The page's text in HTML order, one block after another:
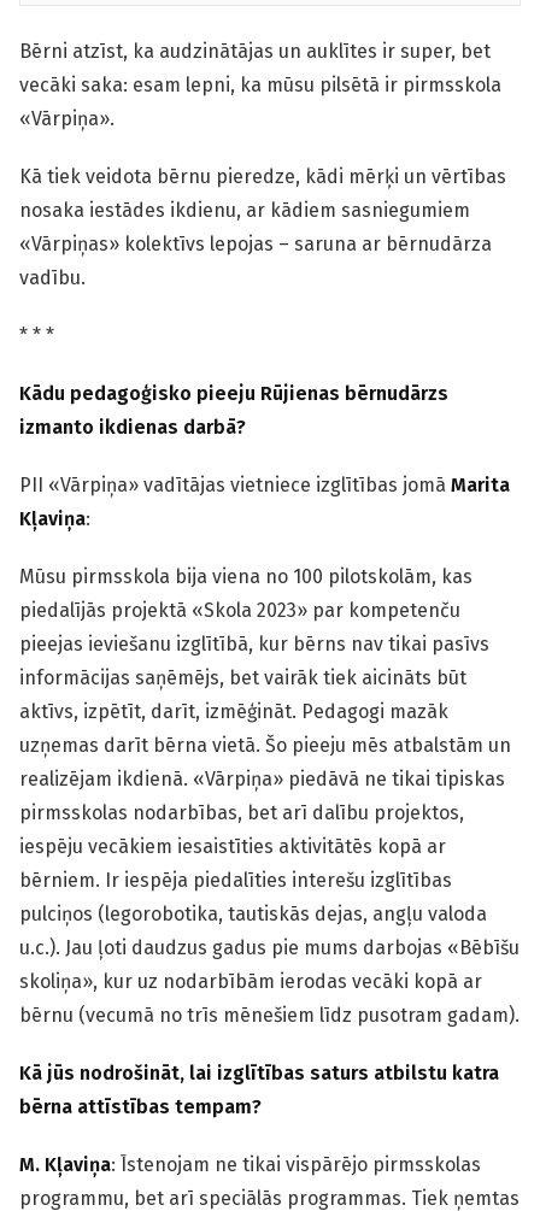
Bērni atzīst, ka audzinātājas un auklītes ir super, bet
vecāki saka: esam lepni, ka mūsu pilsētā ir pirmsskola
«Vārpiņa».
Kā tiek veidota bērnu pieredze, kādi mērķi un vērtības
nosaka iestādes ikdienu, ar kādiem sasniegumiem
«Vārpiņas» kolektīvs lepojas – saruna ar bērnudārza
vadību.
* * *
Kādu pedagoģisko pieeju Rūjienas bērnudārzs
izmanto ikdienas darbā?
PII «Vārpiņa» vadītājas vietniece izglītības jomā Marita
Kļaviņa:
Mūsu pirmsskola bija viena no 100 pilotskolām, kas
piedalījās projektā «Skola 2023» par kompetenču
pieejas ieviešanu izglītībā, kur bērns nav tikai pasīvs
informācijas saņēmējs, bet vairāk tiek aicināts būt
aktīvs, izpētīt, darīt, izmēģināt. Pedagogi mazāk
uzņemas darīt bērna vietā. Šo pieeju mēs atbalstām un
realizējam ikdienā. «Vārpiņa» piedāvā ne tikai tipiskas
pirmsskolas nodarbības, bet arī dalību projektos,
iespēju vecākiem iesaistīties aktivitātēs kopā ar
bērniem. Ir iespēja piedalīties interešu izglītības
pulciņos (legorobotika, tautiskās dejas, angļu valoda
u.c.). Jau ļoti daudzus gadus pie mums darbojas «Bēbīšu
skoliņa», kur uz nodarbībām ierodas vecāki kopā ar
bērnu (vecumā no trīs mēnešiem līdz pusotram gadam).
Kā jūs nodrošināt, lai izglītības saturs atbilstu katra
bērna attīstības tempam?
M. Kļaviņa: Īstenojam ne tikai vispārējo pirmsskolas
programmu, bet arī speciālās programmas. Tiek ņemtas